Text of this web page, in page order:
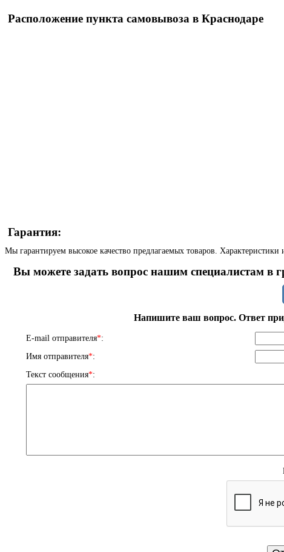
Расположение пункта самовывоза в Краснодаре
Гарантия:
Мы гарантируем высокое качество предлагаемых товаров.
Вы можете задать вопрос нашим специалистам в
Напишите ваш вопрос. Ответ
E-mail отправителя*:
Имя отправителя*:
Текст сообщения*: